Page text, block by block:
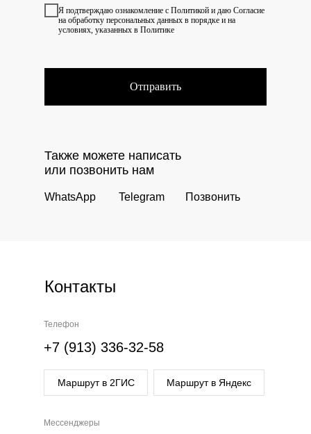
Я подтверждаю ознакомление с Политикой и даю Согласие
на обработку персональных данных в порядке и на
условиях, указанных в Политике
Отправить
Позвонить
Telegram
WhatsApp
Также можете написать
или позвонить нам
Контакты
Мессенджеры
Телефон
+7 (913) 336-32-58
Маршрут в 2ГИС Маршрут в Яндекс